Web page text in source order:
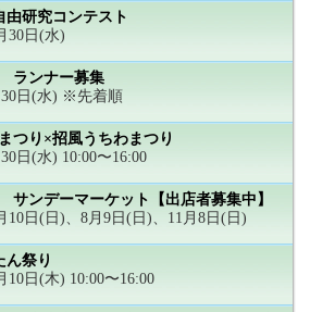
由研究コンテスト
30日(水)
ランナー募集
30日(水) ※先着順
つり×招風うちわまつり
日(水) 10:00〜16:00
ンデーマーケット【出店者募集中】
10日(日)、8月9日(日)、11月8日(日)
ん祭り
10日(木) 10:00〜16:00